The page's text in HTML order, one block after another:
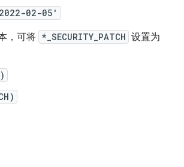
02-05'
，可将 *_SECURITY_PATCH 设置为